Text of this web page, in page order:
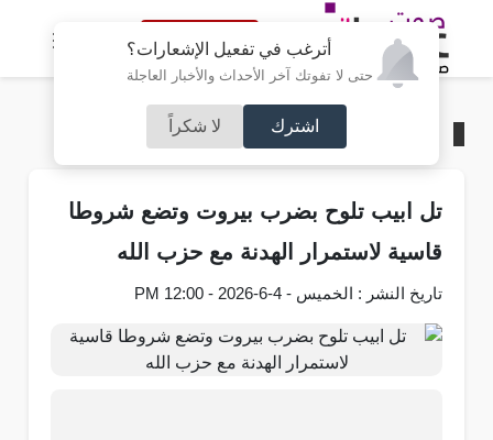
أترغب في تفعيل الإشعارات؟
حتى لا تفوتك آخر الأحداث والأخبار العاجلة
اشترك لا شكراً
النسخة الكاملة
عربي و دولي
تل ابيب تلوح بضرب بيروت وتضع شروطا
قاسية لاستمرار الهدنة مع حزب الله
تاريخ النشر : الخميس - 4-6-2026 - 12:00 PM